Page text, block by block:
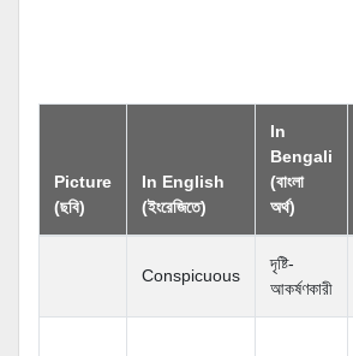
Picture
(ছবি)
In English
(ইংরেজিতে)
In
Bengali
(বাংলা
অর্থ)
Conspicuous
দৃষ্টি-
আকর্ষণকারী